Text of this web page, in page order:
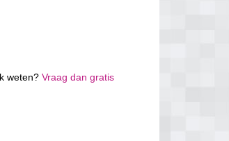
weten?Vraag dan gratis